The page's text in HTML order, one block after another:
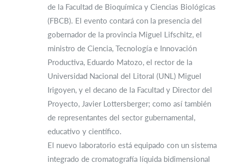
de la Facultad de Bioquímica y Ciencias Biológicas
(FBCB). El evento contará con la presencia del
gobernador de la provincia Miguel Lifschitz, el
ministro de Ciencia, Tecnología e Innovación
Productiva, Eduardo Matozo, el rector de la
Universidad Nacional del Litoral (UNL) Miguel
Irigoyen, y el decano de la Facultad y Director del
Proyecto, Javier Lottersberger; como así también
de representantes del sector gubernamental,
educativo y científico.
El nuevo laboratorio está equipado con un sistema
integrado de cromatografía líquida bidimensional